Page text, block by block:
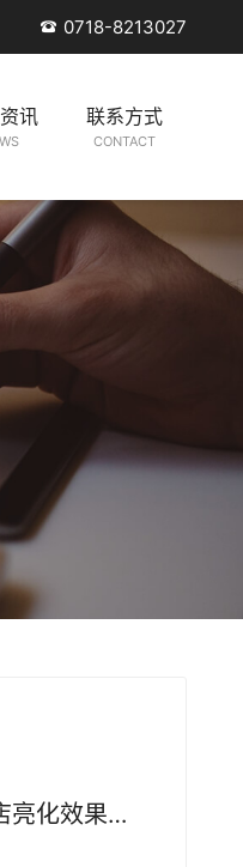
 0718-8213027
讯 联系方式
CONTACT
亮化效果展示